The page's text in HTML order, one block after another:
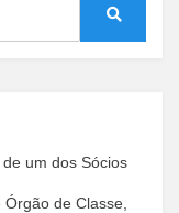
um dos Sócios
de Classe,